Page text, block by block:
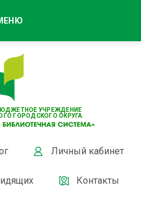
УЧРЕЖДЕНИЕ
ГОРОДСКОГО ОКРУГА
Личный кабинет
Контакты